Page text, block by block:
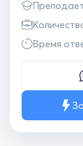
Время